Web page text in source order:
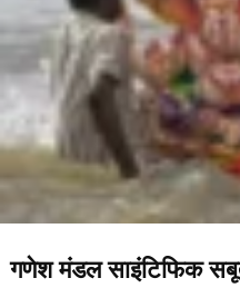
गणेश मंडल साइंटिफिक